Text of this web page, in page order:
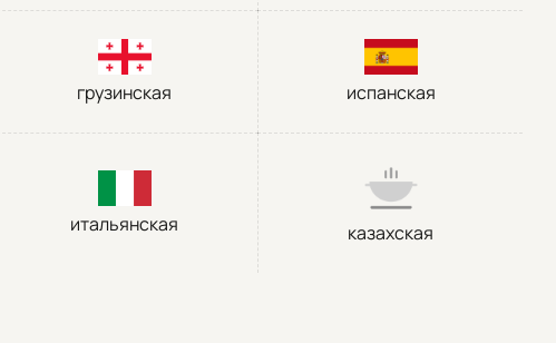
грузинская испанская
итальянская казахская